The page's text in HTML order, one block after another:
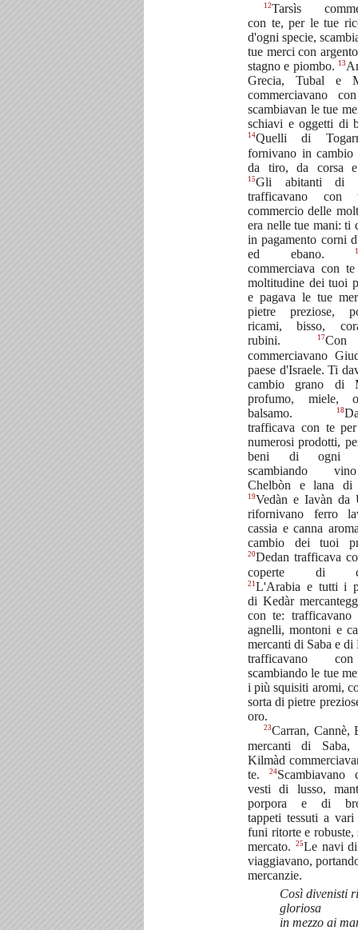
12Tarsìs
con te, per le tue
d'ogni specie,
tue merci con
stagno e piombo. 13
Grecia, Tubal e
commerciavano
scambiavan le tue
schiavi e oggetti di
14Quelli di
fornivano in cambio
da tiro, da corsa
15Gli abitanti di
trafficavano
commercio delle
era nelle tue mani: ti
in pagamento corni
ed ebano.
commerciava con
moltitudine dei tuoi
e pagava le tue
pietre preziose,
ricami, bisso,
rubini.
17
commerciavano
paese d'Israele. Ti
cambio grano di
profumo, miele,
balsamo.
18
trafficava con te
numerosi prodotti,
beni di ogni
scambiando
Chelbòn e lana di
19Vedàn e Iavàn da
rifornivano ferro
cassia e canna
cambio dei tuoi
20Dedan trafficava
coperte di
21 L'Arabia e tutti i
di Kedàr
con te: trafficavano
agnelli, montoni e
mercanti di Saba e di
trafficavano
scambiando le tue
i più squisiti aromi,
sorta di pietre
oro.
23Carran, Cannè,
mercanti di Saba,
Kilmàd
te.
24Scambiavano
vesti di lusso,
porpora e di
tappeti tessuti a
funi ritorte e robuste,
mercato.
25Le navi
viaggiavano,
mercanzie.
Così divenisti
gloriosa
in mezzo ai